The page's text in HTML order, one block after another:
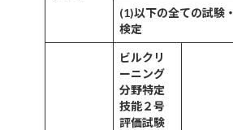
(1)以下の全ての試験・
検定
ビルクリ
ーニング
分野特定
技能２号
評価試験